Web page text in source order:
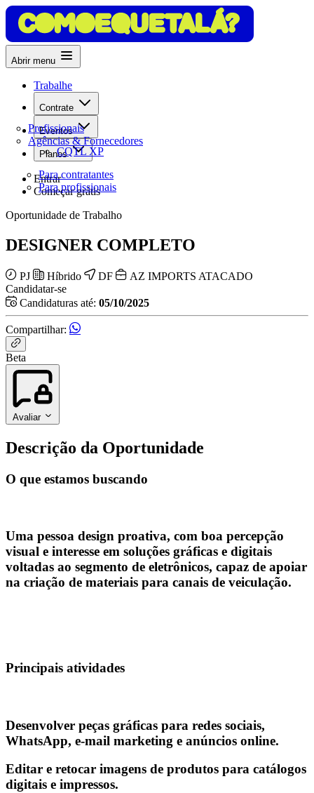
Abrir menu
Trabalhe
Contrate
Profissionais
Agências & Fornecedores
Eventos
CQTL XP
Planos
Para contratantes
Para profissionais
Entrar
Começar grátis
Oportunidade de Trabalho
DESIGNER COMPLETO
PJ Híbrido DF
AZ IMPORTS ATACADO
Candidatar-se
Candidaturas até: 05/10/2025
Compartilhar:
Beta
Avaliar
Descrição da Oportunidade
O que estamos buscando
Uma pessoa design proativa, com boa percepção
visual e interesse em soluções gráficas e digitais
voltadas ao segmento de eletrônicos, capaz de apoiar
na criação de materiais para canais de veiculação.
Principais atividades
Desenvolver peças gráficas para redes sociais,
WhatsApp, e-mail marketing e anúncios online.
Editar e retocar imagens de produtos para catálogos
digitais e impressos.